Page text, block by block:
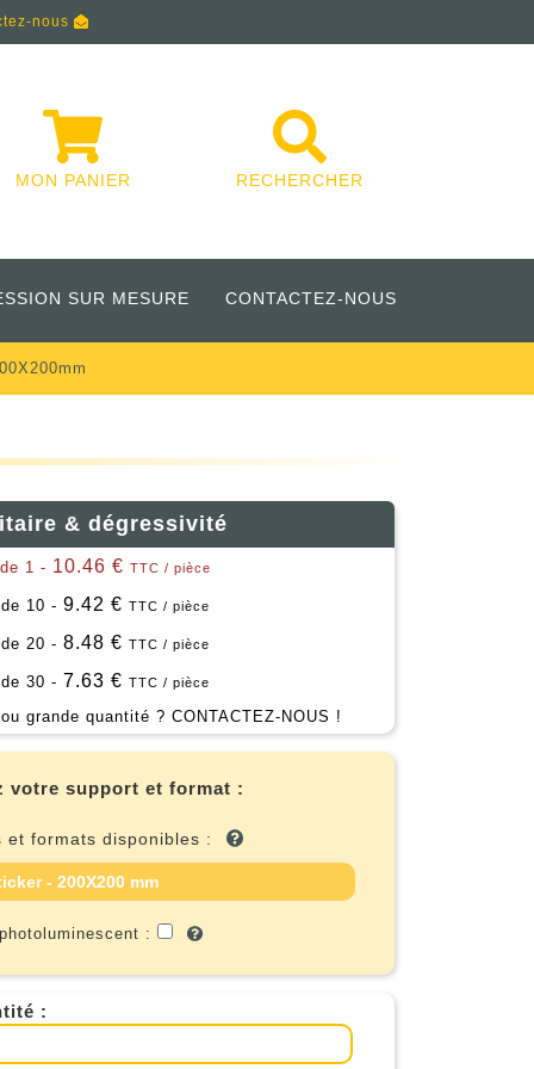
nous
MON PANIER RECHERCHER
SUR MESURE CONTACTEZ-NOUS
& dégressivité
1 - 10.46 € TTC / pièce
10 - 9.42 € TTC / pièce
20 - 8.48 € TTC / pièce
30 - 7.63 € TTC / pièce
grande quantité ? CONTACTEZ-NOUS !
votre support et format :
et formats disponibles :
- 200X200 mm
:
: